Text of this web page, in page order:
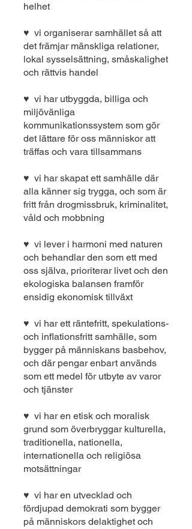
helhet
♥ vi organiserar samhället så att
det främjar mänskliga relationer,
lokal sysselsättning, småskalighet
och rättvis handel
♥ vi har utbyggda, billiga och
miljövänliga
kommunikationssystem som gör
det lättare för oss människor att
träffas och vara tillsammans
♥ vi har skapat ett samhälle där
alla känner sig trygga, och som är
fritt från drogmissbruk, kriminalitet,
våld och mobbning
♥ vi lever i harmoni med naturen
och behandlar den som ett med
oss själva, prioriterar livet och den
ekologiska balansen framför
ensidig ekonomisk tillväxt
♥ vi har ett räntefritt, spekulations-
och inflationsfritt samhälle, som
bygger på människans basbehov,
och där pengar enbart används
som ett medel för utbyte av varor
och tjänster
♥ vi har en etisk och moralisk
grund som överbryggar kulturella,
traditionella, nationella,
internationella och religiösa
motsättningar
♥ vi har en utvecklad och
fördjupad demokrati som bygger
på människors delaktighet och